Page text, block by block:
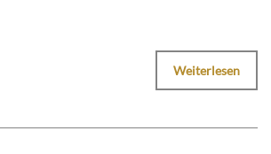
Weiterlesen